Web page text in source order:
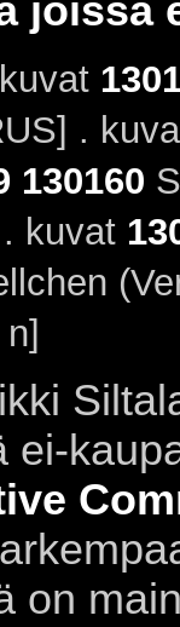
joissa
.
130160
kuvat
ei-
on